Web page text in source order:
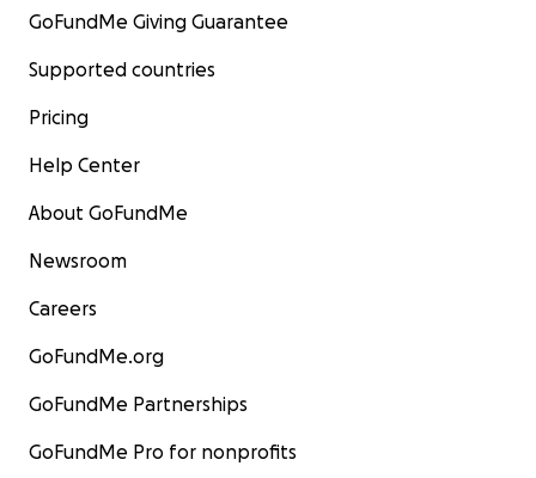
GoFundMe Giving Guarantee
Supported countries
Pricing
Help Center
About GoFundMe
Newsroom
Careers
GoFundMe.org
GoFundMe Partnerships
GoFundMe Pro for nonprofits